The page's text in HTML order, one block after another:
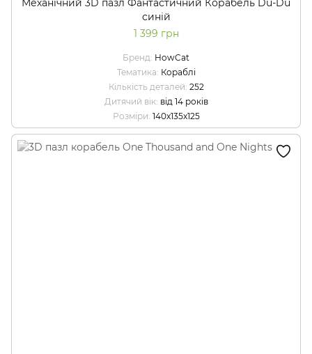
Механічний 3D пазл Фантастичний Корабель Du-Du
синій
1 399 грн
Бренд HowCat
Тематика Кораблі
Кількість деталей 252
Дитячий вік від 14 років
Розміри 140x135x125